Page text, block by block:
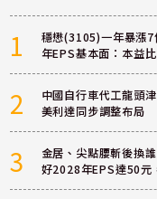
1
穩懋(3105)一年暴漲7
年EPS基本面：本益
2
中國自行車代工龍頭
美利達同步調整布局
3
金居、尖點腰斬後換
好2028年EPS達50元